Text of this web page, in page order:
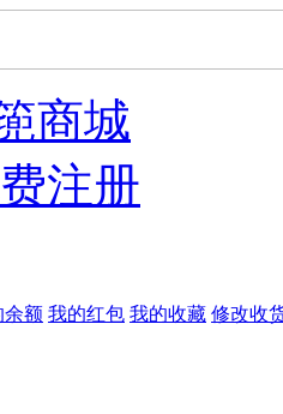
商城
注册
余额 我的红包 我的收藏 修改收